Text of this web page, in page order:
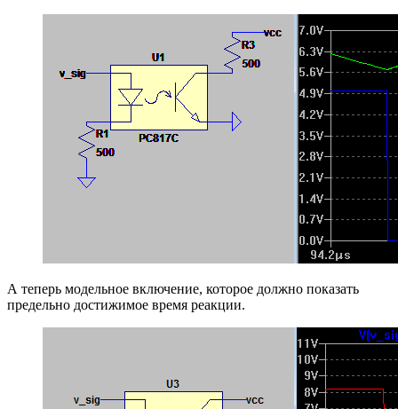
А теперь модельное включение, которое должно показать
предельно достижимое время реакции.